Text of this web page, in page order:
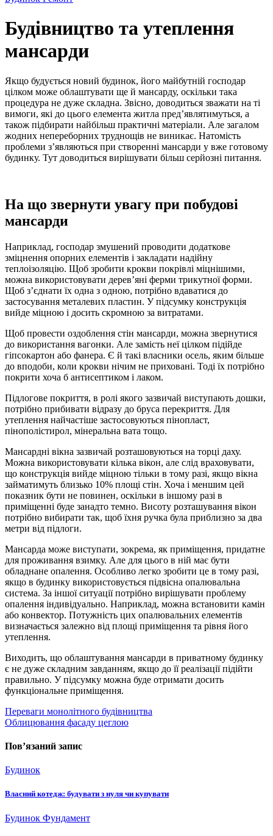
Будівництво та утеплення
мансарди
Якщо будується новий будинок, його майбутній господар
цілком може облаштувати ще й мансарду, оскільки така
процедура не дуже складна. Звісно, доводиться зважати на ті
вимоги, які до цього елемента житла пред’являтимуться, а
також підбирати найбільш практичні матеріали. Але загалом
жодних непереборних труднощів не виникає. Натомість
проблеми з’являються при створенні мансарди у вже готовому
будинку. Тут доводиться вирішувати більш серйозні питання.
На що звернути увагу при побудові
мансарди
Наприклад, господар змушений проводити додаткове
зміцнення опорних елементів і закладати надійну
теплоізоляцію. Щоб зробити крокви покрівлі міцнішими,
можна використовувати дерев’яні ферми трикутної форми.
Щоб з’єднати їх одна з одною, потрібно вдаватися до
застосування металевих пластин. У підсумку конструкція
вийде міцною і досить скромною за витратами.
Щоб провести оздоблення стін мансарди, можна звернутися
до використання вагонки. Але замість неї цілком підійде
гіпсокартон або фанера. Є й такі власники осель, яким більше
до вподоби, коли крокви нічим не приховані. Тоді їх потрібно
покрити хоча б антисептиком і лаком.
Підлогове покриття, в ролі якого зазвичай виступають дошки,
потрібно прибивати відразу до бруса перекриття. Для
утеплення найчастіше застосовуються пінопласт,
пінополістирол, мінеральна вата тощо.
Мансардні вікна зазвичай розташовуються на торці даху.
Можна використовувати кілька вікон, але слід враховувати,
що конструкція вийде міцною тільки в тому разі, якщо вікна
займатимуть близько 10% площі стін. Хоча і меншим цей
показник бути не повинен, оскільки в іншому разі в
приміщенні буде занадто темно. Висоту розташування вікон
потрібно вибирати так, щоб їхня ручка була приблизно за два
метри від підлоги.
Мансарда може виступати, зокрема, як приміщення, придатне
для проживання взимку. Але для цього в ній має бути
обладнане опалення. Особливо легко зробити це в тому разі,
якщо в будинку використовується підвісна опалювальна
система. За іншої ситуації потрібно вирішувати проблему
опалення індивідуально. Наприклад, можна встановити камін
або конвектор. Потужність цих опалювальних елементів
визначається залежно від площі приміщення та рівня його
утеплення.
Виходить, що облаштування мансарди в приватному будинку
є не дуже складним завданням, якщо до її реалізації підійти
правильно. У підсумку можна буде отримати досить
функціональне приміщення.
Навігація
записів
Переваги монолітного будівництва
Облицювання фасаду цеглою
Пов’язаний запис
Будинок
Власний котедж: будувати з нуля чи купувати
Будинок Фундамент